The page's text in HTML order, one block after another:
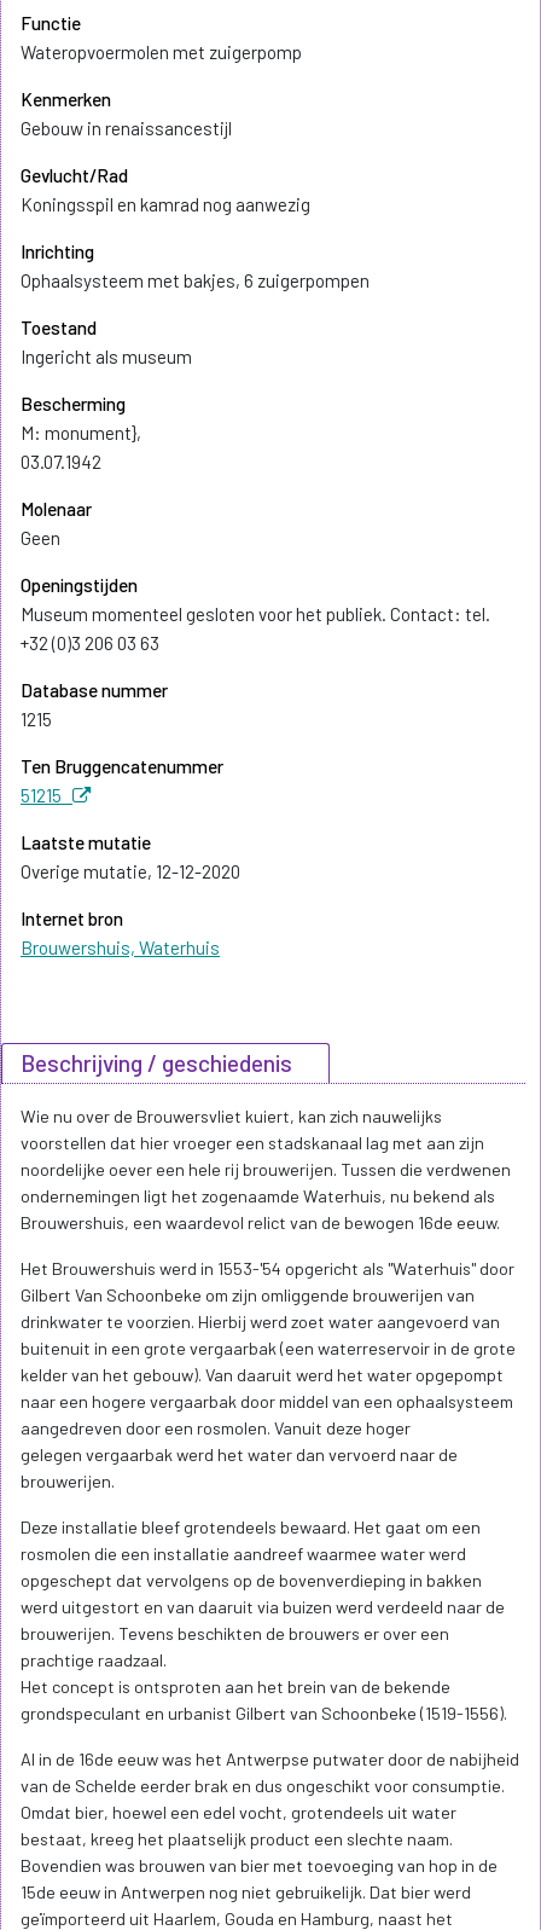
Functie
Wateropvoermolen met zuigerpomp
Kenmerken
Gebouw in renaissancestijl
Gevlucht/Rad
Koningsspil en kamrad nog aanwezig
Inrichting
Ophaalsysteem met bakjes, 6 zuigerpompen
Toestand
Ingericht als museum
Bescherming
M: monument},
03.07.1942
Molenaar
Geen
Openingstijden
Museum momenteel gesloten voor het publiek. Contact: tel.
+32 (0)3 206 03 63
Database nummer
1215
Ten Bruggencatenummer
51215
Laatste mutatie
Overige mutatie, 12-12-2020
Internet bron
Brouwershuis, Waterhuis
Beschrijving / geschiedenis
Wie nu over de Brouwersvliet kuiert, kan zich nauwelijks
voorstellen dat hier vroeger een stadskanaal lag met aan zijn
noordelijke oever een hele rij brouwerijen. Tussen die verdwenen
ondernemingen ligt het zogenaamde Waterhuis, nu bekend als
Brouwershuis, een waardevol relict van de bewogen 16de eeuw.
Het Brouwershuis werd in 1553-'54 opgericht als "Waterhuis" door
Gilbert Van Schoonbeke om zijn omliggende brouwerijen van
drinkwater te voorzien. Hierbij werd zoet water aangevoerd van
buitenuit in een grote vergaarbak (een waterreservoir in de grote
kelder van het gebouw). Van daaruit werd het water opgepompt
naar een hogere vergaarbak door middel van een ophaalsysteem
aangedreven door een rosmolen. Vanuit deze hoger
gelegen vergaarbak werd het water dan vervoerd naar de
brouwerijen.
Deze installatie bleef grotendeels bewaard. Het gaat om een
rosmolen die een installatie aandreef waarmee water werd
opgeschept dat vervolgens op de bovenverdieping in bakken
werd uitgestort en van daaruit via buizen werd verdeeld naar de
brouwerijen. Tevens beschikten de brouwers er over een
prachtige raadzaal.
Het concept is ontsproten aan het brein van de bekende
grondspeculant en urbanist Gilbert van Schoonbeke (1519-1556).
Al in de 16de eeuw was het Antwerpse putwater door de nabijheid
van de Schelde eerder brak en dus ongeschikt voor consumptie.
Omdat bier, hoewel een edel vocht, grotendeels uit water
bestaat, kreeg het plaatselijk product een slechte naam.
Bovendien was brouwen van bier met toevoeging van hop in de
15de eeuw in Antwerpen nog niet gebruikelijk. Dat bier werd
geïmporteerd uit Haarlem, Gouda en Hamburg, naast het